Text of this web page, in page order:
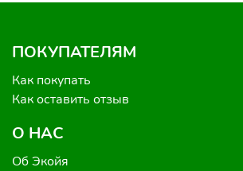
ПОКУПАТЕЛЯМ
Как покупать
Как оставить отзыв
О НАС
Об Экойя